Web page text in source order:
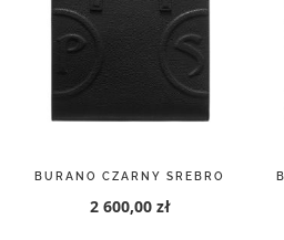
BURANO CZARNY SREBRO
2 600,00 zł